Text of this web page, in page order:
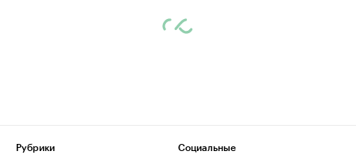
Рубрики
Социальные